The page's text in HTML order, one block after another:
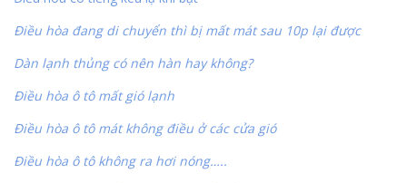
Điều hòa đang di chuyển thì bị mất mát sau 10p lại được
Dàn lạnh thủng có nên hàn hay không?
Điều hòa ô tô mất gió lạnh
Điều hòa ô tô mát không điều ở các cửa gió
Điều hòa ô tô không ra hơi nóng…..